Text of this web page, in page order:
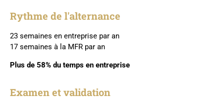
Rythme de l'alternance
23 semaines en entreprise par an
17 semaines à la MFR par an
Plus de 58% du temps en entreprise
Examen et validation